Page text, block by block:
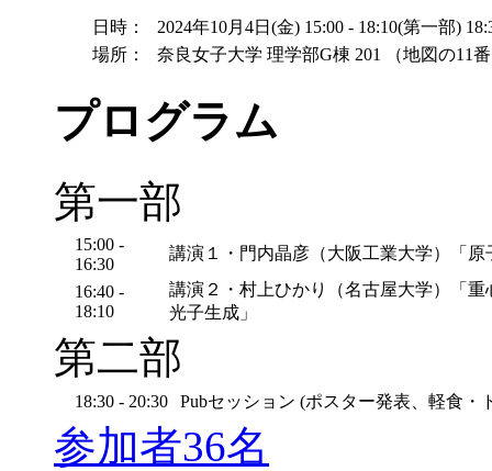
日時：
2024年10月4日(金) 15:00 - 18:10(第一部)
場所：
奈良女子大学 理学部G棟 201 （地図の11
プログラム
第一部
15:00 -
16:30
講演１・門内晶彦（大阪工業大学）「
16:40 -
18:10
講演２・村上ひかり（名古屋大学）「
光子生成」
第二部
18:30 - 20:30 Pubセッション (ポスター発表、軽食・
参加者36名